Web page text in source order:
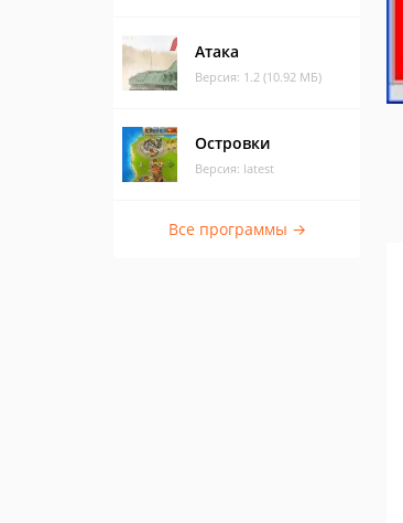
Атака
Версия: 1.2 (10.92 МБ)
Островки
Версия: latest
Все программы →